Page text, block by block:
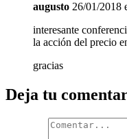
augusto 26/01/2018
interesante
la acción del precio
gracias
Deja tu